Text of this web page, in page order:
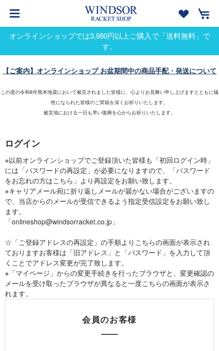
オンラインショップでは3,980円以上ご購入で「送料無料」で
す。
【ご案内】オンラインショップ お盆期間中の商品手配・発送について
この度の令和8年熊本地震において被災されました皆様に、心よりお見舞い申し上げますとともに犠
牲になられた皆様のご冥福を深くお祈りいたします。
被災地における一日も早い復興を心からお祈りいたします。
ログイン
※以前オンラインショップでご登録頂いた皆様も「初回ログイン時」
には「パスワードの再設定」が必要になりますので、「パスワード
をお忘れの方はこちら」より再設定をお願い致します。
※キャリアメール宛に折り返しメールが届かない場合がございますの
で、当店からのメールが受信できるよう指定受信設定をお願い致し
ます。
「onlineshop@windsorracket.co.jp」
☆「ご登録アドレスの再設定」の手順よりこちらの画面が表示され
ておりますお客様は「旧アドレス」と「パスワード」を入力して頂
くことでアドレス変更が完了致します。
※「マイページ」からの変更手続きを行ったブラウザと、変更確認の
メールを受け取ったブラウザが異なると一度こちらの画面が表示さ
れます。
会員のお客様